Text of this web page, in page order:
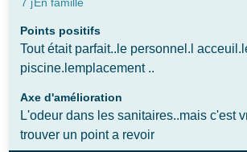
Points positifs
Tout était parfait..le personnel.l
piscine.lemplacement ..
Axe d'amélioration
L'odeur dans les sanitaires..mais c'est
trouver un point a revoir